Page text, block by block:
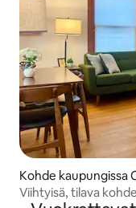
Kohde kaupungissa
Viihtyisä, tilava